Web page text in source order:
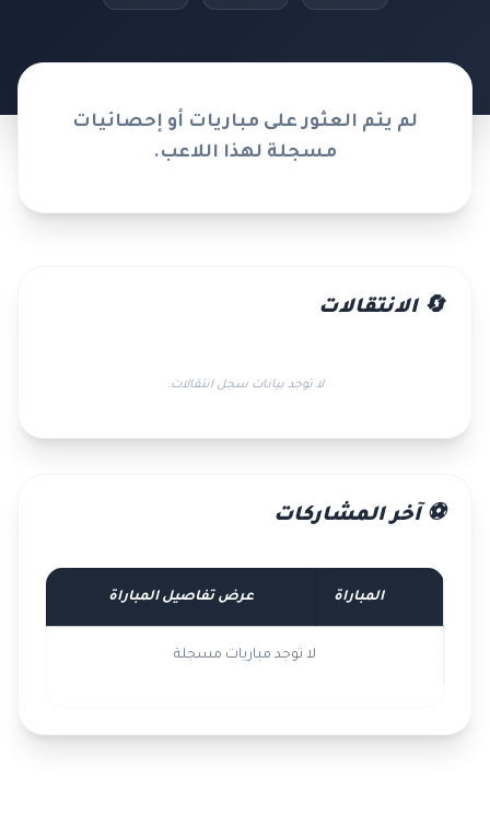
لم يتم العثور على مباريات أو إحصائيات
مسجلة لهذا اللاعب.
🔄 الانتقالات
لا توجد بيانات سجل انتقالات.
⚽ آخر المشاركات
المباراة عرض تفاصيل المباراة
لا توجد مباريات مسجلة